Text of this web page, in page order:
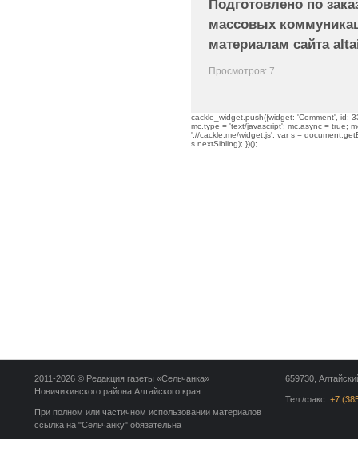
Подготовлено по
массовых
материалам сайта
Просмотров: 7
cackle_widget.push({widget: 'Comment', id:
mc.type = 'text/javascript'; mc.async = true;
'://cackle.me/widget.js'; var s =
s.nextSibling); })();
659730,
Тел./факс: +7
2011-2026 © Редакция газеты «Сельчанка»
Новичихинского района Алтайского края
При полном или частичном использовании материалов
ссылка на "Сельчанку" обязательна